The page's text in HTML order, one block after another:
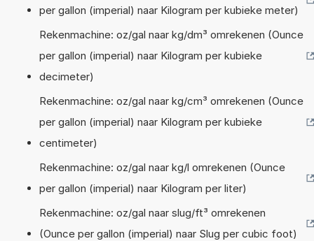
per gallon (imperial) naar Kilogram per kubieke meter)
Rekenmachine: oz/gal naar kg/dm³ omrekenen (Ounce
per gallon (imperial) naar Kilogram per kubieke
decimeter)
Rekenmachine: oz/gal naar kg/cm³ omrekenen (Ounce
per gallon (imperial) naar Kilogram per kubieke
centimeter)
Rekenmachine: oz/gal naar kg/l omrekenen (Ounce
per gallon (imperial) naar Kilogram per liter)
Rekenmachine: oz/gal naar slug/ft³ omrekenen
(Ounce per gallon (imperial) naar Slug per cubic foot)